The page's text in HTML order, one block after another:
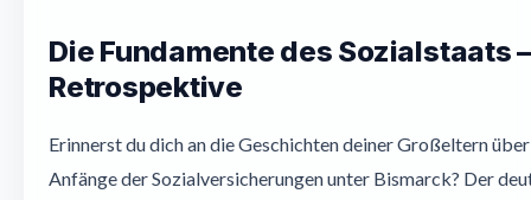
Die Fundamente des Sozialstaats
Retrospektive
Erinnerst du dich an die Geschichten deiner Großeltern
Anfänge der Sozialversicherungen unter Bismarck? Der